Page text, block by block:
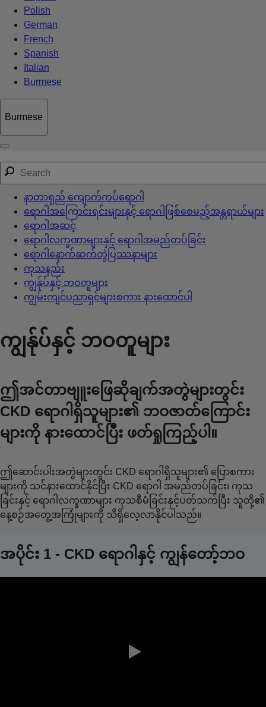
Polish
German
French
Spanish
Italian
Burmese
Burmese
နာတာရှည် ကျောက်ကပ်ရောဂါ
ရောဂါအကြောင်းရင်းများနှင့် ရောဂါဖြစ်စေမည့်အန္တရာယ်များ
ရောဂါအဆင့်
ရောဂါလက္ခဏာများနှင့် ရောဂါအမည်တပ်ခြင်း
ရောဂါနောက်ဆက်တွဲပြဿနာများ
ကုသနည်း
ကျွန်ုပ်နှင့် ဘဝတူများ
ကျွမ်းကျင်ပညာရှင်များစကား နားထောင်ပါ
ကျွန်ုပ်နှင့် ဘဝတူများ
ဤအင်တာဗျူးဖြေဆိုချက်အတွဲများတွင်း
CKD ရောဂါရှိသူများ၏ ဘဝဇာတ်ကြောင်း
များကို နားထောင်ပြီး ဖတ်ရှုကြည့်ပါ။
ဤဆောင်းပါးအတွဲများတွင်း CKD ရောဂါရှိသူများ၏ ပြောစကား
များကို သင်နားထောင်နိုင်ပြီး CKD ရောဂါ အမည်တပ်ခြင်း၊ ကုသ
ခြင်းနှင့် ရောဂါလက္ခဏာများ ကုသစီမံခြင်းနှင့်ပတ်သက်ပြီး သူတို့၏
နေ့စဉ်အတွေ့အကြုံများကို သိရှိလေ့လာနိုင်ပါသည်။
အပိုင်း 1 - CKD ရောဂါနှင့် ကျွန်တော့်ဘဝ